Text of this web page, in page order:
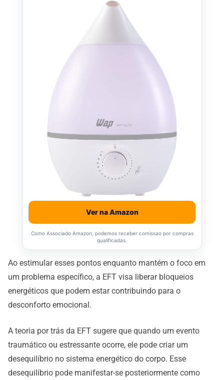
Ver na Amazon
Como Associado Amazon, podemos receber comissao por compras
qualificadas.
Ao estimular esses pontos enquanto mantém o foco em
um problema específico, a EFT visa liberar bloqueios
energéticos que podem estar contribuindo para o
desconforto emocional.
A teoria por trás da EFT sugere que quando um evento
traumático ou estressante ocorre, ele pode criar um
desequilíbrio no sistema energético do corpo. Esse
desequilíbrio pode manifestar-se posteriormente como